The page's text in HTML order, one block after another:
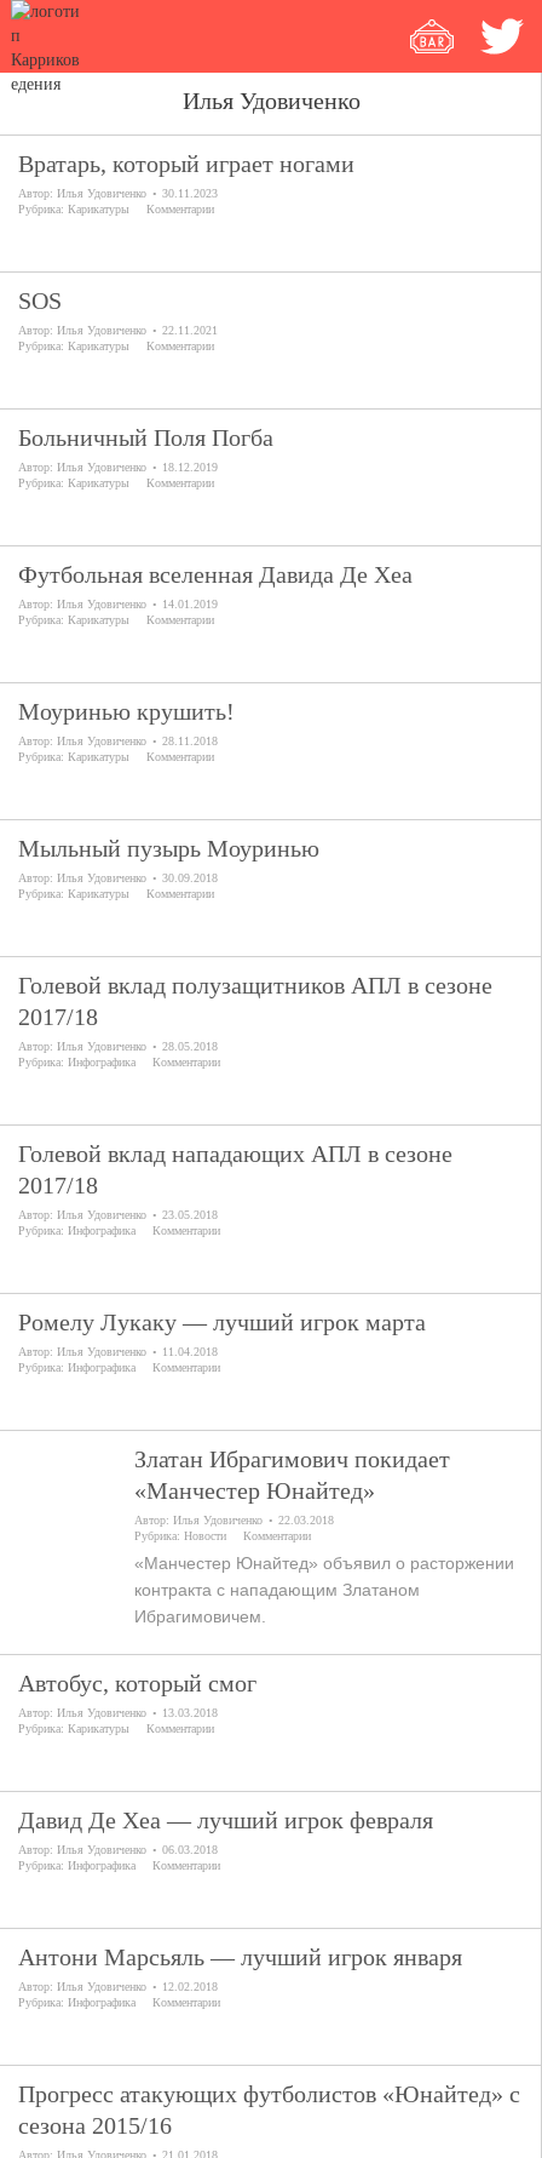
Илья Удовиченко
Вратарь, который играет ногами
Автор: Илья Удовиченко
30.11.2023
Рубрика: Карикатуры Комментарии
SOS
Автор: Илья Удовиченко
22.11.2021
Рубрика: Карикатуры Комментарии
Больничный Поля Погба
Автор: Илья Удовиченко
18.12.2019
Рубрика: Карикатуры Комментарии
Футбольная вселенная Давида Де Хеа
Автор: Илья Удовиченко
14.01.2019
Рубрика: Карикатуры Комментарии
Моуринью крушить!
Автор: Илья Удовиченко
28.11.2018
Рубрика: Карикатуры Комментарии
Мыльный пузырь Моуринью
Автор: Илья Удовиченко
30.09.2018
Рубрика: Карикатуры Комментарии
Голевой вклад полузащитников АПЛ в сезоне
2017/18
Автор: Илья Удовиченко
28.05.2018
Рубрика: Инфографика Комментарии
Голевой вклад нападающих АПЛ в сезоне
2017/18
Автор: Илья Удовиченко
23.05.2018
Рубрика: Инфографика Комментарии
Ромелу Лукаку — лучший игрок марта
Автор: Илья Удовиченко
11.04.2018
Рубрика: Инфографика Комментарии
Златан Ибрагимович покидает
«Манчестер Юнайтед»
Автор:Илья Удовиченко
22.03.2018
Рубрика:Новости Комментарии
«Манчестер Юнайтед» объявил о расторжении
контракта с нападающим Златаном
Ибрагимовичем.
Автобус, который смог
Автор: Илья Удовиченко
13.03.2018
Рубрика: Карикатуры Комментарии
Давид Де Хеа — лучший игрок февраля
Автор: Илья Удовиченко
06.03.2018
Рубрика: Инфографика Комментарии
Антони Марсьяль — лучший игрок января
Автор: Илья Удовиченко
12.02.2018
Рубрика: Инфографика Комментарии
Прогресс атакующих футболистов «Юнайтед» с
сезона 2015/16
Автор: Илья Удовиченко
21.01.2018